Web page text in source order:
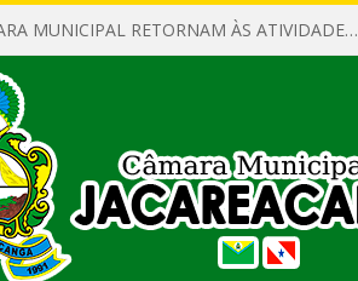
SERVIDORES DA CÂMARA MUNICIPAL RETORNAM ÀS ATIVIDADES APÓS O RECESSO PARLAMENTAR